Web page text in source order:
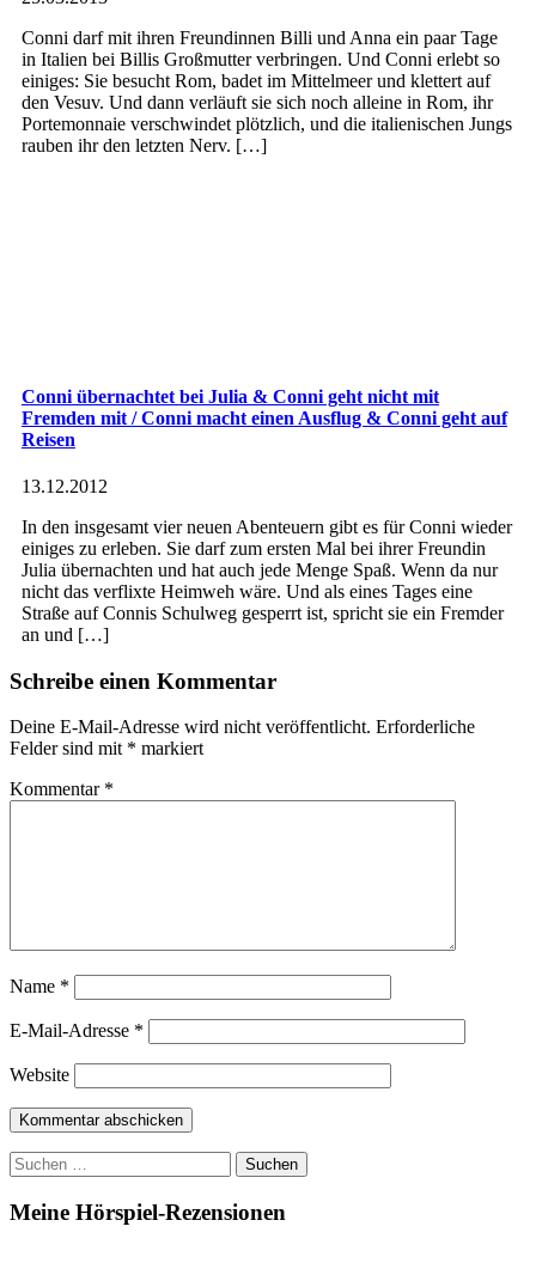
Conni darf mit ihren Freundinnen Billi und Anna ein paar Tage
in Italien bei Billis Großmutter verbringen. Und Conni erlebt so
einiges: Sie besucht Rom, badet im Mittelmeer und klettert auf
den Vesuv. Und dann verläuft sie sich noch alleine in Rom, ihr
Portemonnaie verschwindet plötzlich, und die italienischen Jungs
rauben ihr den letzten Nerv. […]
Conni übernachtet bei Julia & Conni geht nicht mit
Fremden mit / Conni macht einen Ausflug & Conni geht auf
Reisen
13.12.2012
In den insgesamt vier neuen Abenteuern gibt es für Conni wieder
einiges zu erleben. Sie darf zum ersten Mal bei ihrer Freundin
Julia übernachten und hat auch jede Menge Spaß. Wenn da nur
nicht das verflixte Heimweh wäre. Und als eines Tages eine
Straße auf Connis Schulweg gesperrt ist, spricht sie ein Fremder
an und […]
Schreibe einen Kommentar
Deine E-Mail-Adresse wird nicht veröffentlicht. Erforderliche
Felder sind mit * markiert
Kommentar *
Name *
E-Mail-Adresse *
Website
Suchen
nach:
Meine Hörspiel-Rezensionen